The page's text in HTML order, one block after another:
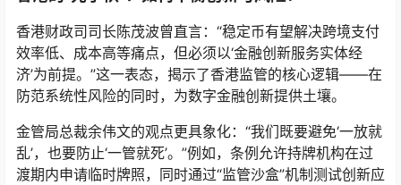
香港财政司司长陈茂波曾直言：“稳定币有望解决跨境支付
效率低、成本高等痛点，但必须以‘金融创新服务实体经
济’为前提。”这一表态，揭示了香港监管的核心逻辑——在
防范系统性风险的同时，为数字金融创新提供土壤。
金管局总裁余伟文的观点更具象化：“我们既要避免‘一放就
乱’，也要防止‘一管就死’。”例如，条例允许持牌机构在过
渡期内申请临时牌照，同时通过“监管沙盒”机制测试创新应